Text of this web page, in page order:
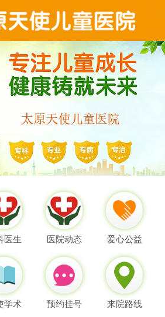
医生 医院动态 爱心公益
学术 预约挂号 来院路线